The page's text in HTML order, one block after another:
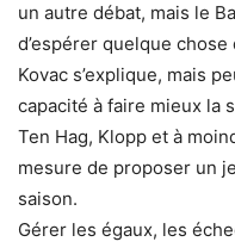
un autre débat, mais le
d’espérer quelque
Kovac s’explique, mais
capacité à faire mieux la
Ten Hag, Klopp et à
mesure de proposer un
saison.
Gérer les égaux, les